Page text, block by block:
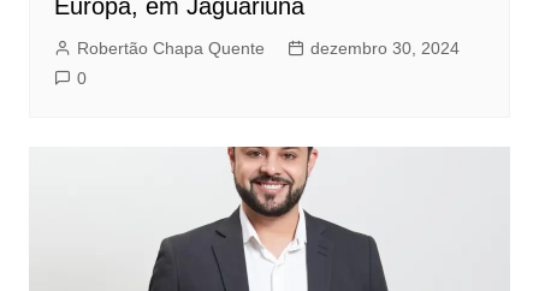
Europa, em Jaguariúna
Robertão Chapa Quente
dezembro 30, 2024
0